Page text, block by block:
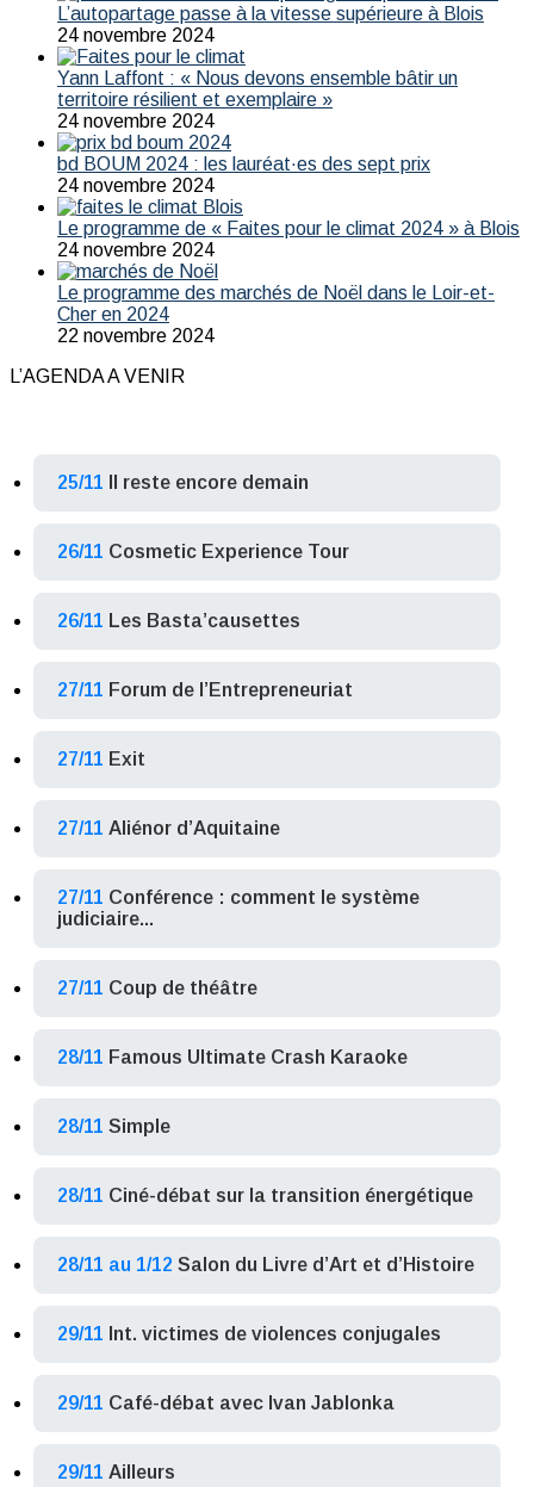
L’autopartage passe à la vitesse supérieure à Blois
24 novembre 2024
Yann Laffont : « Nous devons ensemble bâtir un
territoire résilient et exemplaire »
24 novembre 2024
bd BOUM 2024 : les lauréat·es des sept prix
24 novembre 2024
Le programme de « Faites pour le climat 2024 » à Blois
24 novembre 2024
Le programme des marchés de Noël dans le Loir-et-
Cher en 2024
22 novembre 2024
L’AGENDA A VENIR
25/11 Il reste encore demain
26/11 Cosmetic Experience Tour
26/11 Les Basta’causettes
27/11 Forum de l’Entrepreneuriat
27/11 Exit
27/11 Aliénor d’Aquitaine
27/11 Conférence : comment le système
judiciaire...
27/11 Coup de théâtre
28/11 Famous Ultimate Crash Karaoke
28/11 Simple
28/11 Ciné-débat sur la transition énergétique
28/11 au 1/12 Salon du Livre d’Art et d’Histoire
29/11 Int. victimes de violences conjugales
29/11 Café-débat avec Ivan Jablonka
29/11 Ailleurs